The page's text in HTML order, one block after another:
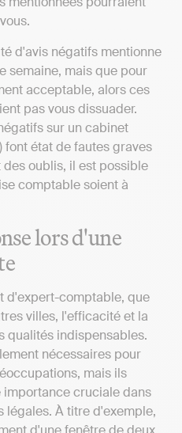
d'avis négatifs mentionne
semaine, mais que pour
acceptable, alors ces
pas vous dissuader.
sur un cabinet
état de fautes graves
oublis, il est possible
comptable soient à
lors d'une
d'expert-comptable, que
villes, l'efficacité et la
qualités indispensables.
nécessaires pour
mais ils
cruciale dans
légales. À titre d'exemple,